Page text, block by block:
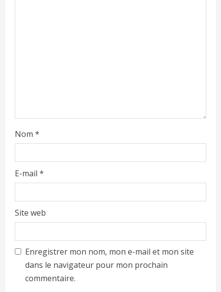
Nom *
E-mail *
Site web
Enregistrer mon nom, mon e-mail et mon site
dans le navigateur pour mon prochain
commentaire.